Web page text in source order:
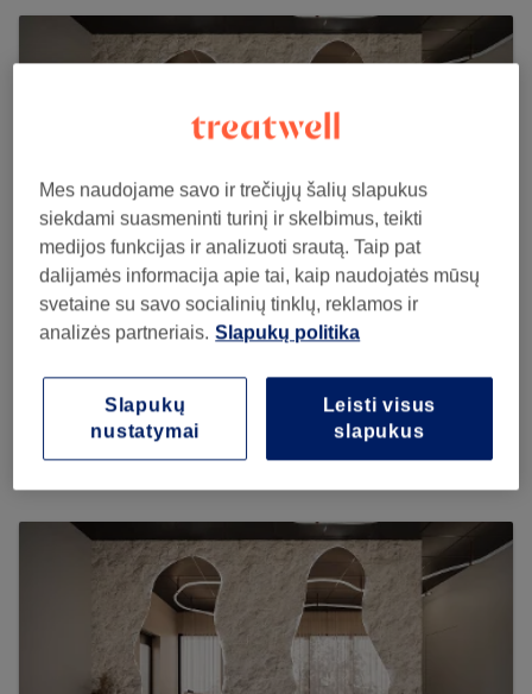
Matas Barber, Kaunas
126 reviews
Romainių g. 96, 47262 Kaunas
Mes naudojame savo ir trečiųjų šalių slapukus
siekdami suasmeninti turinį ir skelbimus, teikti
medijos funkcijas ir analizuoti srautą. Taip pat
dalijamės informacija apie tai, kaip naudojatės mūsų
svetaine su savo socialinių tinklų, reklamos ir
analizės partneriais. Slapukų politika
Leisti visus
slapukus
Slapukų
nustatymai